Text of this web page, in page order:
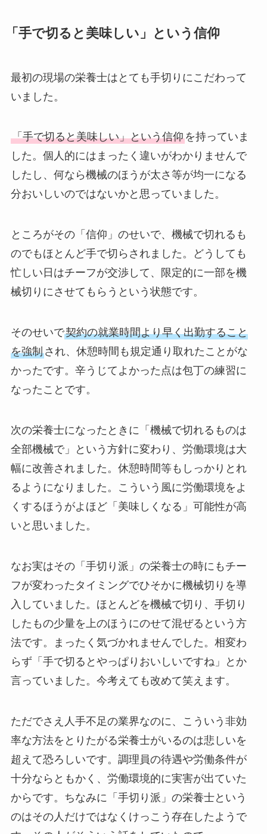
「手で切ると美味しい」という信仰
最初の現場の栄養士はとても手切りにこだわって
いました。
「手で切ると美味しい」という信仰を持っていま
した。個人的にはまったく違いがわかりませんで
したし、何なら機械のほうが太さ等が均一になる
分おいしいのではないかと思っていました。
ところがその「信仰」のせいで、機械で切れるも
のでもほとんど手で切らされました。どうしても
忙しい日はチーフが交渉して、限定的に一部を機
械切りにさせてもらうという状態です。
そのせいで契約の就業時間より早く出勤すること
を強制され、休憩時間も規定通り取れたことがな
かったです。辛うじてよかった点は包丁の練習に
なったことです。
次の栄養士になったときに「機械で切れるものは
全部機械で」という方針に変わり、労働環境は大
幅に改善されました。休憩時間等もしっかりとれ
るようになりました。こういう風に労働環境をよ
くするほうがよほど「美味しくなる」可能性が高
いと思いました。
なお実はその「手切り派」の栄養士の時にもチー
フが変わったタイミングでひそかに機械切りを導
入していました。ほとんどを機械で切り、手切り
したもの少量を上のほうにのせて混ぜるという方
法です。まったく気づかれませんでした。相変わ
らず「手で切るとやっぱりおいしいですね」とか
言っていました。今考えても改めて笑えます。
ただでさえ人手不足の業界なのに、こういう非効
率な方法をとりたがる栄養士がいるのは悲しいを
超えて恐ろしいです。調理員の待遇や労働条件が
十分ならともかく、労働環境的に実害が出ていた
からです。ちなみに「手切り派」の栄養士という
のはその人だけではなくけっこう存在したようで